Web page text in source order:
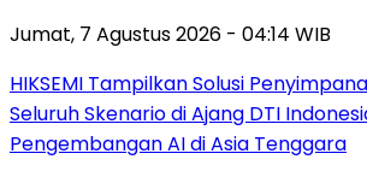
Jumat, 7 Agustus 2026 - 04:14 WIB
HIKSEMI Tampilkan Solusi
Seluruh Skenario di Ajang DTI
Pengembangan AI di Asia Tenggara